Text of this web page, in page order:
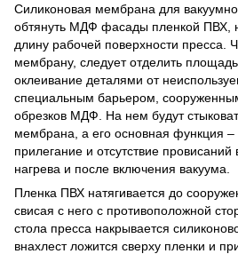
Силиконовая мембрана для
обтянуть МДФ фасады пленкой ПВХ,
длину рабочей поверхности пресса.
мембрану, следует отделить
оклеивание деталями от
специальным барьером,
обрезков МДФ. На нем будут
мембрана, а его основная функция –
прилегание и отсутствие провисаний
нагрева и после включения вакуума.
Пленка ПВХ натягивается до
свисая с него с противоположной
стола пресса накрывается
внахлест ложится сверху пленки и